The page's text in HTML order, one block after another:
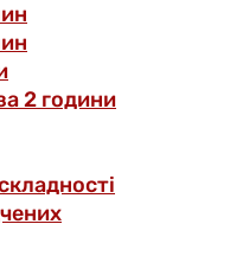
2 години